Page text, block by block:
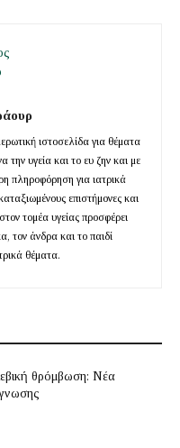
ιστοσελίδα για θέματα
την υγεία και το ευ ζην και με
πληροφόρηση για ιατρικά
επιστήμονες και
τομέα υγείας προσφέρει
τον άνδρα και το παιδί
θέματα.
θρόμβωση: Νέα